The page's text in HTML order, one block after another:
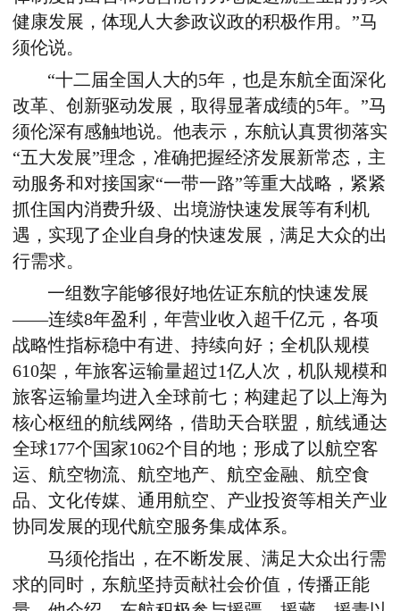
健康发展，体现人大参政议政的积极作用。”马
须伦说。
“十二届全国人大的5年，也是东航全面深化
改革、创新驱动发展，取得显著成绩的5年。”马
须伦深有感触地说。他表示，东航认真贯彻落实
“五大发展”理念，准确把握经济发展新常态，主
动服务和对接国家“一带一路”等重大战略，紧紧
抓住国内消费升级、出境游快速发展等有利机
遇，实现了企业自身的快速发展，满足大众的出
行需求。
一组数字能够很好地佐证东航的快速发展
——连续8年盈利，年营业收入超千亿元，各项
战略性指标稳中有进、持续向好；全机队规模
610架，年旅客运输量超过1亿人次，机队规模和
旅客运输量均进入全球前七；构建起了以上海为
核心枢纽的航线网络，借助天合联盟，航线通达
全球177个国家1062个目的地；形成了以航空客
运、航空物流、航空地产、航空金融、航空食
品、文化传媒、通用航空、产业投资等相关产业
协同发展的现代航空服务集成体系。
马须伦指出，在不断发展、满足大众出行需
求的同时，东航坚持贡献社会价值，传播正能